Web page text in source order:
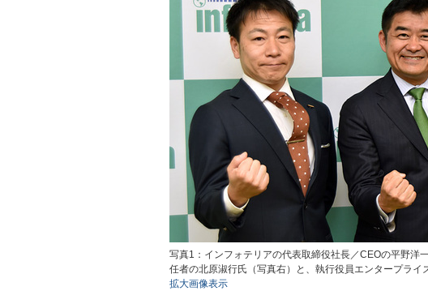
写真1：インフォテリアの代表取締役社長／CEOの平野洋
任者の北原淑行氏（写真右）と、執行役員エンタープライ
拡大画像表示